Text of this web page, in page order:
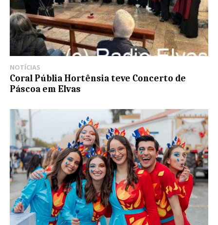
NOTÍCIAS
Coral Públia Hortênsia teve Concerto de
Páscoa em Elvas